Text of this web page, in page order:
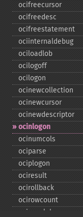
ocifreecursor
ocifreedesc
ocifreestatement
ociinternaldebug
ociloadlob
ocilogoff
ocilogon
ocinewcollection
ocinewcursor
ocinewdescriptor
ocinlogon
ocinumcols
ociparse
ociplogon
ociresult
ocirollback
ocirowcount
ocisavelob